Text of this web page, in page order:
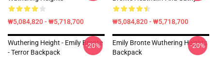
₩5,084,820 - ₩5,718,700 ₩5,084,820 - ₩5,718,700
Wuthering Height - Emily Bronte
- Terror Backpack
-20%
Emily Bronte Wuthering Heights
Backpack
-20%